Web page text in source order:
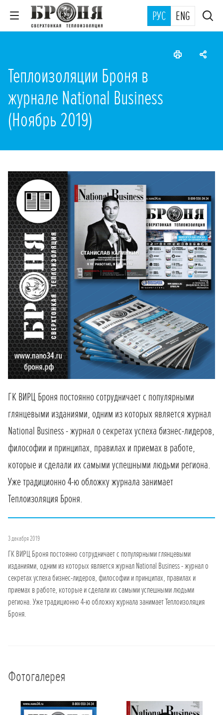
РУС ENG
Теплоизоляции Броня в
журнале National Business
(Ноябрь 2019)
ГК ВИРЦ Броня постоянно сотрудничает с популярными
глянцевыми изданиями, одним из которых является журнал
National Business - журнал о секретах успеха бизнес-лидеров,
философии и принципах, правилах и приемах в работе,
которые и сделали их самыми успешными людьми региона.
Уже традиционно 4-ю обложку журнала занимает
Теплоизоляция Броня.
3 декабря 2019
ГК ВИРЦ Броня постоянно сотрудничает с популярными глянцевыми
изданиями, одним из которых является журнал National Business - журнал о
секретах успеха бизнес-лидеров, философии и принципах, правилах и
приемах в работе, которые и сделали их самыми успешными людьми
региона. Уже традиционно 4-ю обложку журнала занимает Теплоизоляция
Броня.
Фотогалерея